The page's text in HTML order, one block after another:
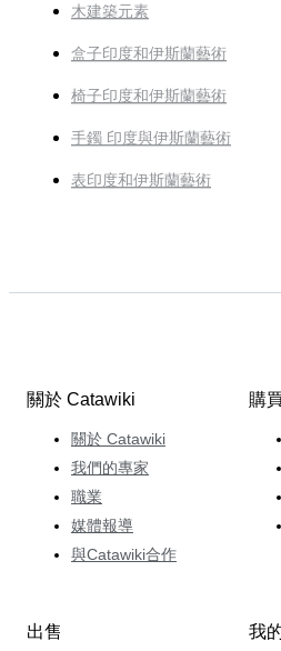
木建築元素
盒子印度和伊斯蘭藝術
椅子印度和伊斯蘭藝術
手鐲 印度與伊斯蘭藝術
表印度和伊斯蘭藝術
關於 Catawiki
關於 Catawiki
我們的專家
職業
媒體報導
與Catawiki合作
購
出售 我